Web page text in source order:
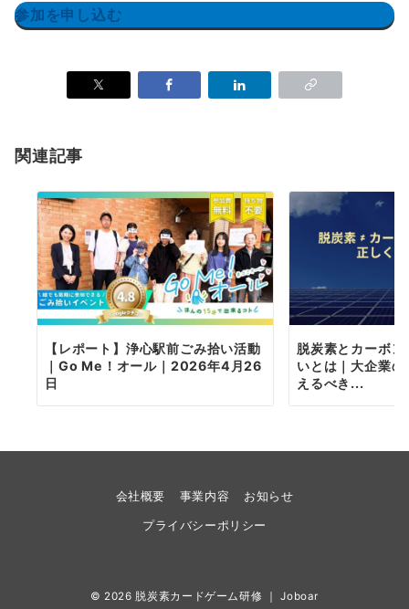
参加を申し込む
関連記事
【レポート】浄心駅前ごみ拾い活動
｜Go Me！オール｜2026年4月26
日
脱炭素とカーボ
いとは｜大企業
えるべき...
会社概要 事業内容 お知らせ
プライバシーポリシー
© 2026 脱炭素カードゲーム研修 ｜ Joboar